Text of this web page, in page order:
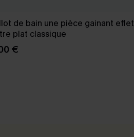
de bain une pièce gainant effet
plat classique
€